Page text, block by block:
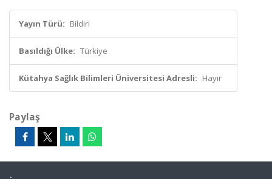
Yayın Türü: Bildiri
Basıldığı Ülke: Türkiye
Kütahya Sağlık Bilimleri Üniversitesi Adresli: Hayır
Paylaş